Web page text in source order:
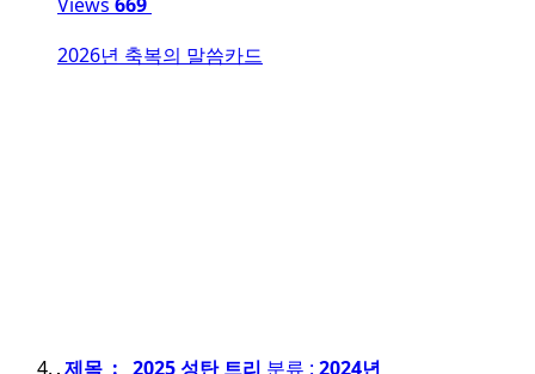
2026년 축복의 말씀카드
제목 : 2025 성탄 트리 분류 : 2024년